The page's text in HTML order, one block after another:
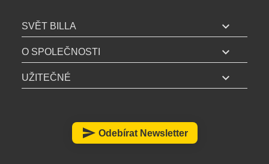
SVĚT BILLA expand_more
O SPOLEČNOSTI expand_more
UŽITEČNÉ expand_more
send Odebírat Newsletter